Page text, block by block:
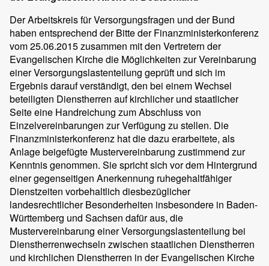
Der Arbeitskreis für Versorgungsfragen und der Bund
haben entsprechend der Bitte der Finanzministerkonferenz
vom 25.06.2015 zusammen mit den Vertretern der
Evangelischen Kirche die Möglichkeiten zur Vereinbarung
einer Versorgungslastenteilung geprüft und sich im
Ergebnis darauf verständigt, den bei einem Wechsel
beteiligten Dienstherren auf kirchlicher und staatlicher
Seite eine Handreichung zum Abschluss von
Einzelvereinbarungen zur Verfügung zu stellen. Die
Finanzministerkonferenz hat die dazu erarbeitete, als
Anlage beigefügte Mustervereinbarung zustimmend zur
Kenntnis genommen. Sie spricht sich vor dem Hintergrund
einer gegenseitigen Anerkennung ruhegehaltfähiger
Dienstzeiten vorbehaltlich diesbezüglicher
landesrechtlicher Besonderheiten insbesondere in Baden-
Württemberg und Sachsen dafür aus, die
Mustervereinbarung einer Versorgungslastenteilung bei
Dienstherrenwechseln zwischen staatlichen Dienstherren
und kirchlichen Dienstherren in der Evangelischen Kirche